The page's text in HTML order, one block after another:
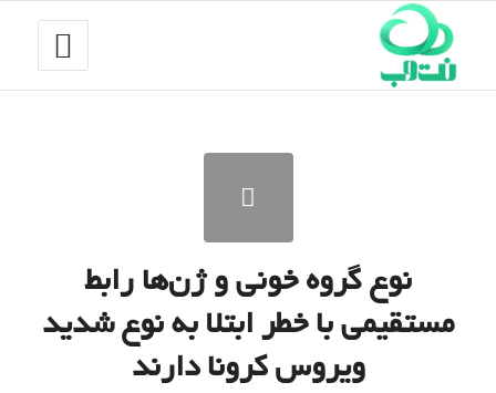
نوع گروه خونی و ژن‌ها رابط
مستقیمی با خطر ابتلا به نوع شدید
ویروس کرونا دارند